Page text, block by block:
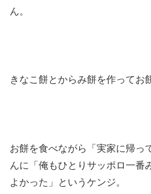
ん。
きなこ餅とからみ餅を作ってお
お餅を食べながら「実家に帰っ
んに「俺もひとりサッポロ一番
よかった」というケンジ。